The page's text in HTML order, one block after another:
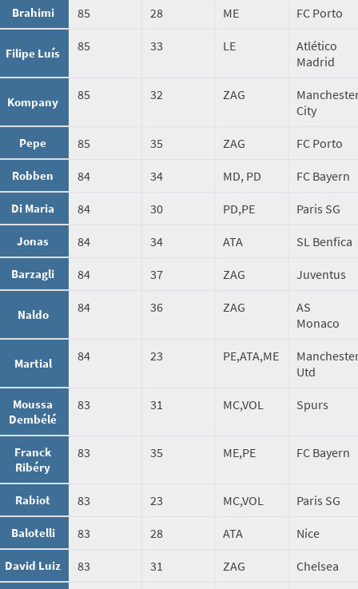
Brahimi 85 28 ME FC Porto
Filipe Luís 85 33 LE
Atlético
Madrid
Kompany 85 32 ZAG
City
Pepe 85 35 ZAG FC Porto
Robben 84 34 MD, PD FC Bayern
Di Maria 84 30 PD,PE Paris SG
Jonas 84 34 ATA SL Benfica
Barzagli 84 37 ZAG Juventus
Naldo 84 36 ZAG
AS
Monaco
Martial 84 23 PE,ATA,ME
Utd
Moussa
Dembélé
83 31 MC,VOL Spurs
Franck
Ribéry
83 35 ME,PE FC Bayern
Rabiot 83 23 MC,VOL Paris SG
Balotelli 83 28 ATA Nice
David Luiz 83 31 ZAG Chelsea